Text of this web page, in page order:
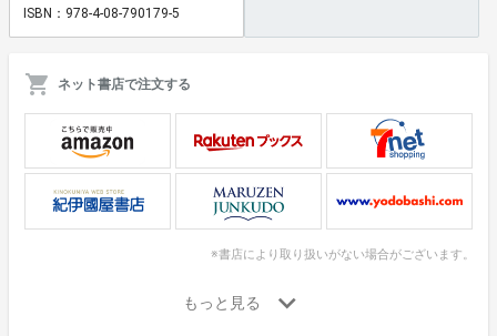
ISBN：978-4-08-790179-5
ネット書店で注文する
※書店により取り扱いがない場合がございます。